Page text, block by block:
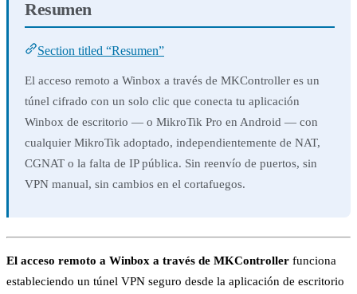
Resumen
Section titled “Resumen”
El acceso remoto a Winbox a través de MKController es un
túnel cifrado con un solo clic que conecta tu aplicación
Winbox de escritorio — o MikroTik Pro en Android — con
cualquier MikroTik adoptado, independientemente de NAT,
CGNAT o la falta de IP pública. Sin reenvío de puertos, sin
VPN manual, sin cambios en el cortafuegos.
El acceso remoto a Winbox a través de MKController funciona
estableciendo un túnel VPN seguro desde la aplicación de escritorio